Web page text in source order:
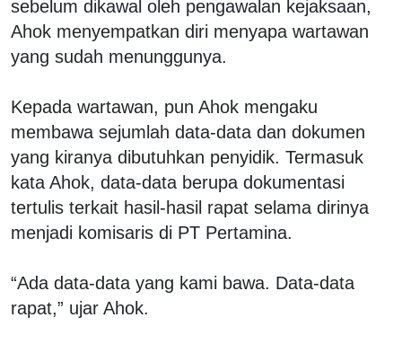
sebelum dikawal oleh pengawalan kejaksaan,
Ahok menyempatkan diri menyapa wartawan
yang sudah menunggunya.
Kepada wartawan, pun Ahok mengaku
membawa sejumlah data-data dan dokumen
yang kiranya dibutuhkan penyidik. Termasuk
kata Ahok, data-data berupa dokumentasi
tertulis terkait hasil-hasil rapat selama dirinya
menjadi komisaris di PT Pertamina.
“Ada data-data yang kami bawa. Data-data
rapat,” ujar Ahok.